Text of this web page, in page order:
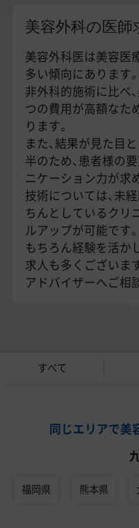
美容外科の医師
美容外科医は美容医
多い傾向にあります。
非外科的施術に比べ
つの費用が高額なた
ります。
また、結果が見た目
半のため、患者様の
ニケーション力が求
技術については、未
ちんとしているクリ
ルアップが可能です。
もちろん経験を活か
求人も多くございま
アドバイザーへご相
すべて
同じエリアで美
福岡県 熊本県